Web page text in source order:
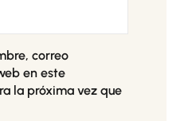
correo
en este
la próxima vez que